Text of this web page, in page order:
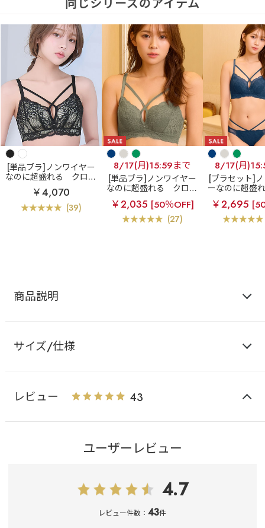
同じシリーズのアイテム
[単品ブラ]ノンワイヤー
なのに超盛れる
クロス
コードレース ノンワイヤ
ー 超盛ブラ(R) 単品ブラ
ジャー
￥4,070
(39)
8/17(月)15:59まで
[単品ブラ]ノンワイヤー
なのに超盛れる
クロス
コードレース ノンワイヤ
ー 超盛ブラ(R) 単品ブラ
ジャー
￥2,035 [50％OFF]
(27)
8/17(月
[ブラセット]
ーなのに超盛
スコードレー
ヤー 超盛ブラ
ャー&シ
￥2,695
商品説明
サイズ/仕様
レビュー 43
ユーザーレビュー
4.7
レビュー件数：43件